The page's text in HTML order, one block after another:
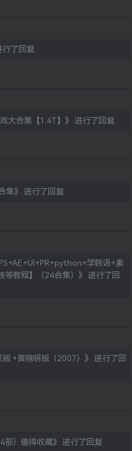
行了回复
戏大合集【1.4T】》进行了回复
集》进行了回复
学韩语+素
等教程】（24合集）》进行了回
版 +黄晓明版（2007）》进行了回
部）值得收藏》进行了回复